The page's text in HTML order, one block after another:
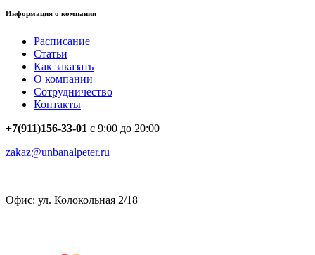
Информация о компании
Расписание
Статьи
Как заказать
О компании
Сотрудничество
Контакты
+7(911)156-33-01 с 9:00 до 20:00
zakaz@unbanalpeter.ru
Офис: ул. Колокольная 2/18